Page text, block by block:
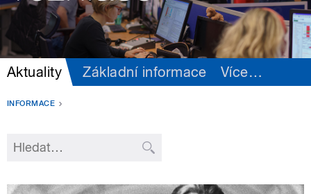
Aktuality Základní informace Více…
INFORMACE